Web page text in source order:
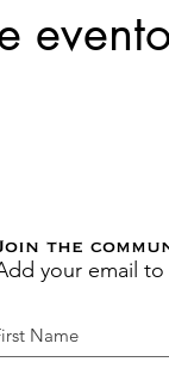
the
your email